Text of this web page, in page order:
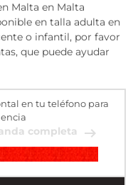
Malta en Malta
en talla adulta en
o infantil, por favor
que puede ayudar
en tu teléfono para
completa